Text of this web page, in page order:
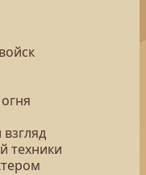
техники